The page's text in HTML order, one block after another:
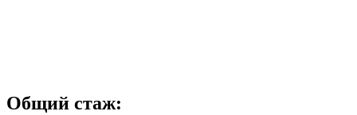
Общий стаж: